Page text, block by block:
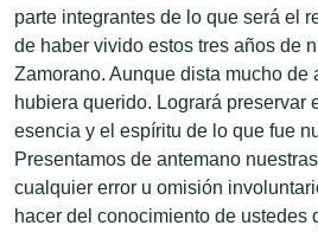
parte integrantes de lo que será el
de haber vivido estos tres años de
Zamorano. Aunque dista mucho de
hubiera querido. Logrará preservar
esencia y el espíritu de lo que fue
Presentamos de antemano
cualquier error u omisión
hacer del conocimiento de ustedes